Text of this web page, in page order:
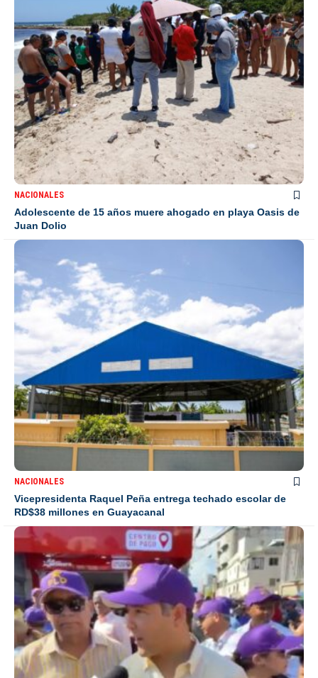
NACIONALES
Adolescente de 15 años muere ahogado en playa Oasis de
Juan Dolio
NACIONALES
Vicepresidenta Raquel Peña entrega techado escolar de
RD$38 millones en Guayacanal